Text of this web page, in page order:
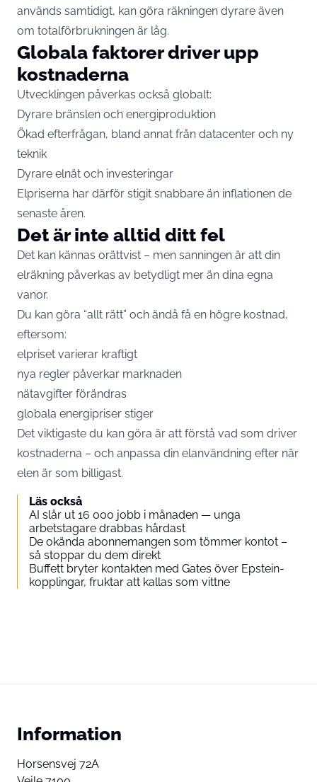
används samtidigt, kan göra räkningen dyrare även
om totalförbrukningen är låg.
Globala faktorer driver upp
kostnaderna
Utvecklingen påverkas också globalt:
Dyrare bränslen och energiproduktion
Ökad efterfrågan, bland annat från datacenter och ny
teknik
Dyrare elnät och investeringar
Elpriserna har därför stigit snabbare än inflationen de
senaste åren.
Det är inte alltid ditt fel
Det kan kännas orättvist – men sanningen är att din
elräkning påverkas av betydligt mer än dina egna
vanor.
Du kan göra “allt rätt” och ändå få en högre kostnad,
eftersom:
elpriset varierar kraftigt
nya regler påverkar marknaden
nätavgifter förändras
globala energipriser stiger
Det viktigaste du kan göra är att förstå vad som driver
kostnaderna – och anpassa din elanvändning efter när
elen är som billigast.
Läs också
AI slår ut 16 000 jobb i månaden — unga
arbetstagare drabbas hårdast
De okända abonnemangen som tömmer kontot –
så stoppar du dem direkt
Buffett bryter kontakten med Gates över Epstein-
kopplingar, fruktar att kallas som vittne
Information
Horsensvej 72A